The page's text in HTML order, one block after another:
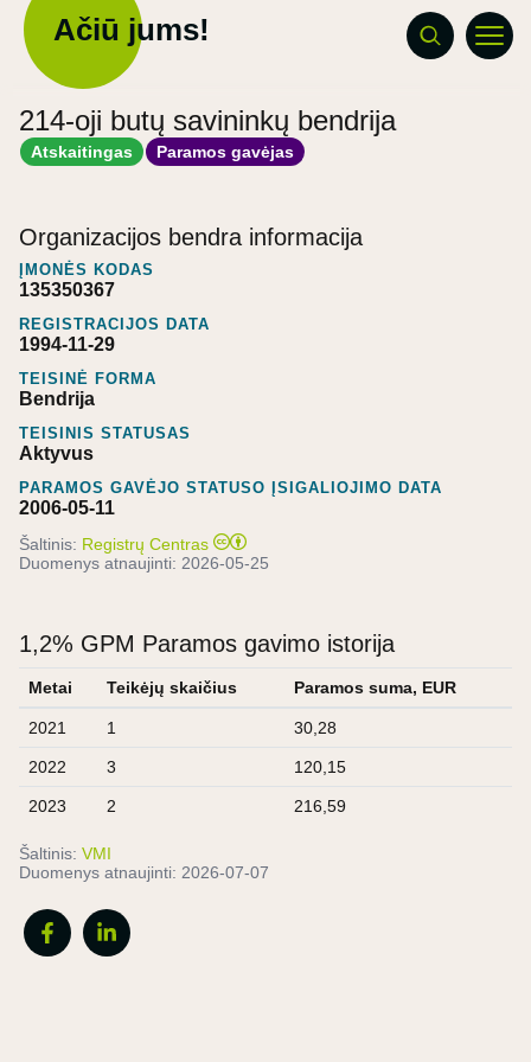
Ačiū jums!
214-oji butų savininkų bendrija
Atskaitingas Paramos gavėjas
Organizacijos bendra informacija
ĮMONĖS KODAS
135350367
REGISTRACIJOS DATA
1994-11-29
TEISINĖ FORMA
Bendrija
TEISINIS STATUSAS
Aktyvus
PARAMOS GAVĖJO STATUSO ĮSIGALIOJIMO DATA
2006-05-11
Šaltinis: Registrų Centras
Duomenys atnaujinti: 2026-05-25
1,2% GPM Paramos gavimo istorija
Metai Teikėjų skaičius Paramos suma, EUR
2021 1 30,28
2022 3 120,15
2023 2 216,59
Šaltinis: VMI
Duomenys atnaujinti: 2026-07-07